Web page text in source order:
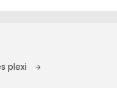
plexi